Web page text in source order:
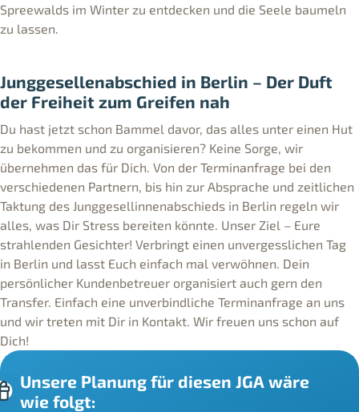
Spreewalds im Winter zu entdecken und die Seele baumeln
zu lassen.
Junggesellenabschied in Berlin – Der Duft
der Freiheit zum Greifen nah
Du hast jetzt schon Bammel davor, das alles unter einen Hut
zu bekommen und zu organisieren? Keine Sorge, wir
übernehmen das für Dich. Von der Terminanfrage bei den
verschiedenen Partnern, bis hin zur Absprache und zeitlichen
Taktung des Junggesellinnenabschieds in Berlin regeln wir
alles, was Dir Stress bereiten könnte. Unser Ziel – Eure
strahlenden Gesichter! Verbringt einen unvergesslichen Tag
in Berlin und lasst Euch einfach mal verwöhnen. Dein
persönlicher Kundenbetreuer organisiert auch gern den
Transfer. Einfach eine unverbindliche Terminanfrage an uns
und wir treten mit Dir in Kontakt. Wir freuen uns schon auf
Dich!
Unsere Planung für diesen JGA wäre
wie folgt: